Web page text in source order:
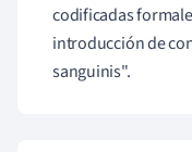
codificadas
introducción de
sanguinis".